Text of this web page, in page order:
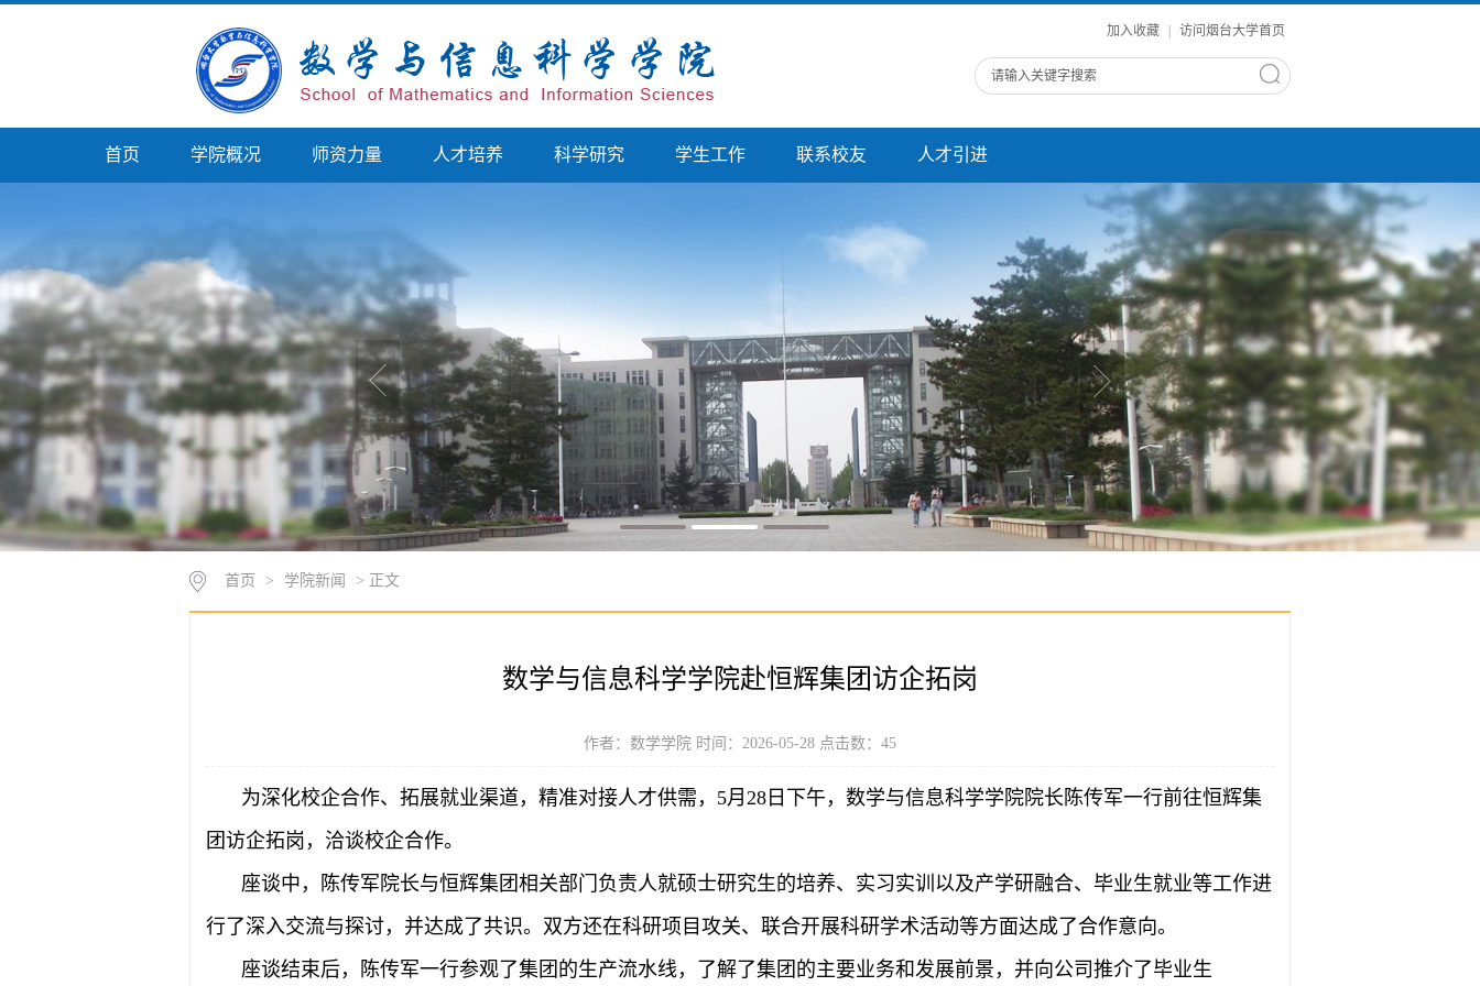
加入收藏 访问烟台大学首页
首页 学院概况 师资力量 人才培养 科学研究 学生工作 联系校友 人才引进
首页 > 学院新闻 > 正文
数学与信息科学学院赴恒辉集团访企拓岗
作者：数学学院 时间：2026-05-28 点击数： 45
为深化校企合作、拓展就业渠道，精准对接人才供需，5月28日下午，数学与信息科学学院院长陈传军一行前往恒辉集
团访企拓岗，洽谈校企合作。
座谈中，陈传军院长与恒辉集团相关部门负责人就硕士研究生的培养、实习实训以及产学研融合、毕业生就业等工作进
行了深入交流与探讨，并达成了共识。双方还在科研项目攻关、联合开展科研学术活动等方面达成了合作意向。
座谈结束后，陈传军一行参观了集团的生产流水线，了解了集团的主要业务和发展前景，并向公司推介了毕业生